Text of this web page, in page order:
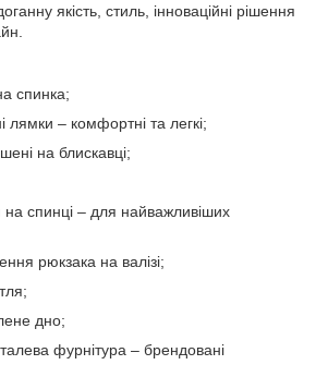
якість, стиль, інноваційні рішення
спинка;
лямки – комфортні та легкі;
на блискавці;
спинці – для найважливіших
рюкзака на валізі;
дно;
фурнітура – брендовані